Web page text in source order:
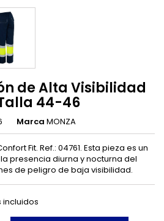
de Alta Visibilidad
44-46
Marca MONZA
Fit. Ref.: 04761. Esta pieza es un
presencia diurna y nocturna del
de peligro de baja visibilidad.
incluidos